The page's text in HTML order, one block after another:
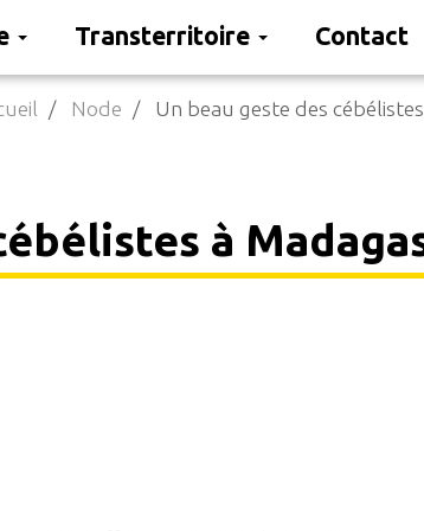
Transterritoire Contact
Node Un beau geste des
à